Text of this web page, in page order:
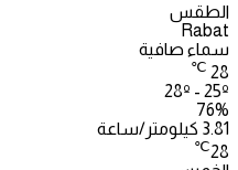
الطقس
Rabat
سماء صافية
28
℃
28º - 25º
76%
3.81 كيلومتر/ساعة
28
℃